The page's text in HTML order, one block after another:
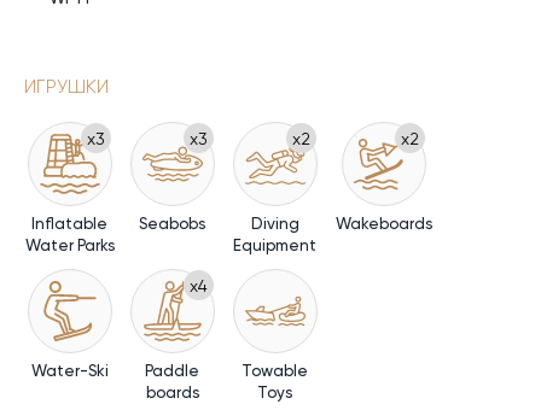
ИГРУШКИ
x3
Inflatable
Water Parks
x3
Seabobs
x2
Diving
Equipment
x2
Wakeboards
Water-Ski
x4
Paddle
boards
Towable
Toys